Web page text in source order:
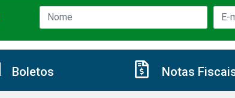
Boletos Notas